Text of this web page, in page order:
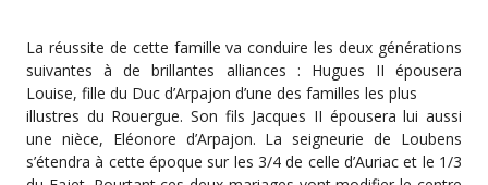
La réussite de cette famille va conduire les deux générations
suivantes à de brillantes alliances : Hugues II épousera
Louise, fille du Duc d’Arpajon d’une des familles les plus
illustres du Rouergue. Son fils Jacques II épousera lui aussi
une nièce, Eléonore d’Arpajon. La seigneurie de Loubens
s’étendra à cette époque sur les 3/4 de celle d’Auriac et le 1/3